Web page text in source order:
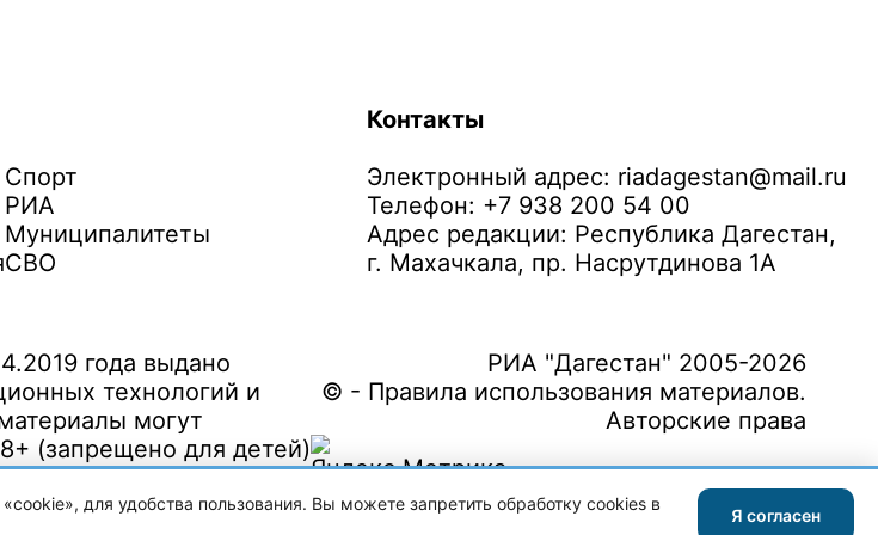
Спорт
РИА
Муниципалитеты
СВО
Контакты
Электронный адрес: riadagestan@mail.ru
Телефон: +7 938 200 54 00
Адрес редакции: Республика Дагестан,
г. Махачкала, пр. Насрутдинова 1А
года выдано
технологий и
могут
(запрещено для детей)
РИА "Дагестан" 2005-2026
© - Правила использования материалов.
Авторские права
для удобства пользования. Вы можете запретить обработку cookies в
Я согласен